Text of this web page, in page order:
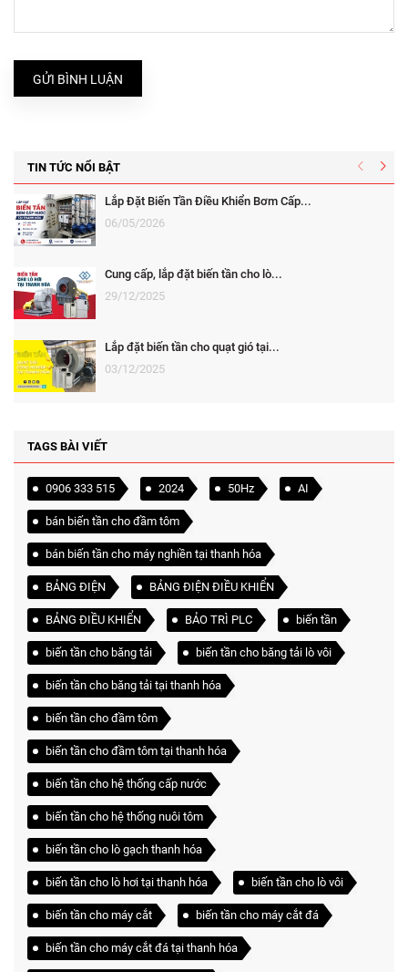
GỬI BÌNH LUẬN
TIN TỨC NỔI BẬT
Lắp Đặt Biến Tần Điều Khiển Bơm Cấp...
06/05/2026
Cung cấp, lắp đặt biến tần cho lò...
29/12/2025
Lắp đặt biến tần cho quạt gió tại...
03/12/2025
TAGS BÀI VIẾT
0906 333 515 2024 50Hz AI
bán biến tần cho đầm tôm
bán biến tần cho máy nghiền tại thanh hóa
BẢNG ĐIỆN BẢNG ĐIỆN ĐIỀU KHIỂN
BẢNG ĐIỀU KHIỂN BẢO TRÌ PLC biến tần
biến tần cho băng tải biến tần cho băng tải lò vôi
biến tần cho băng tải tại thanh hóa
biến tần cho đầm tôm
biến tần cho đầm tôm tại thanh hóa
biến tần cho hệ thống cấp nước
biến tần cho hệ thống nuôi tôm
biến tần cho lò gạch thanh hóa
biến tần cho lò hơi tại thanh hóa biến tần cho lò vôi
biến tần cho máy cắt biến tần cho máy cắt đá
biến tần cho máy cắt đá tại thanh hóa